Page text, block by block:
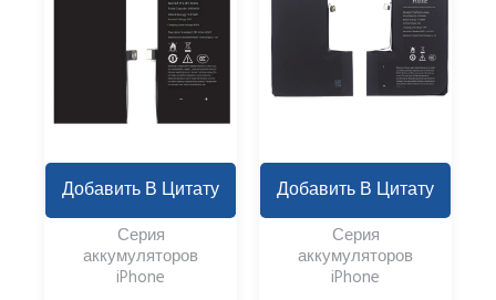
Добавить В Цитату
Серия
аккумуляторов
iPhone
Добавить В Цитату
Серия
аккумуляторов
iPhone